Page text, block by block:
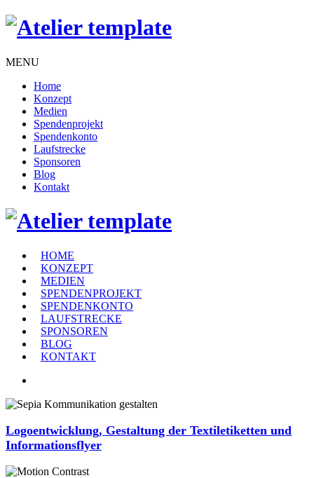
MENU
Home
Konzept
Medien
Spendenprojekt
Spendenkonto
Laufstrecke
Sponsoren
Blog
Kontakt
HOME
KONZEPT
MEDIEN
SPENDENPROJEKT
SPENDENKONTO
LAUFSTRECKE
SPONSOREN
BLOG
KONTAKT
Logoentwicklung, Gestaltung der Textiletiketten und
Informationsflyer